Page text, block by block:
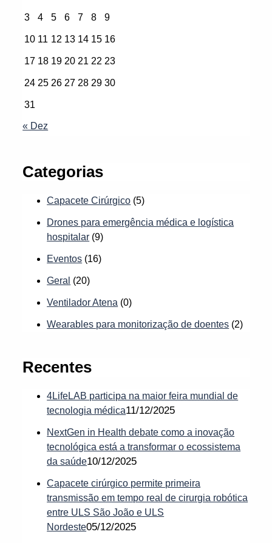
3 4 5 6 7 8 9
10 11 12 13 14 15 16
17 18 19 20 21 22 23
24 25 26 27 28 29 30
31
« Dez
Categorias
Capacete Cirúrgico (5)
Drones para emergência médica e logística
hospitalar (9)
Eventos (16)
Geral (20)
Ventilador Atena (0)
Wearables para monitorização de doentes (2)
Recentes
4LifeLAB participa na maior feira mundial de
tecnologia médica11/12/2025
NextGen in Health debate como a inovação
tecnológica está a transformar o ecossistema
da saúde10/12/2025
Capacete cirúrgico permite primeira
transmissão em tempo real de cirurgia robótica
entre ULS São João e ULS
Nordeste05/12/2025